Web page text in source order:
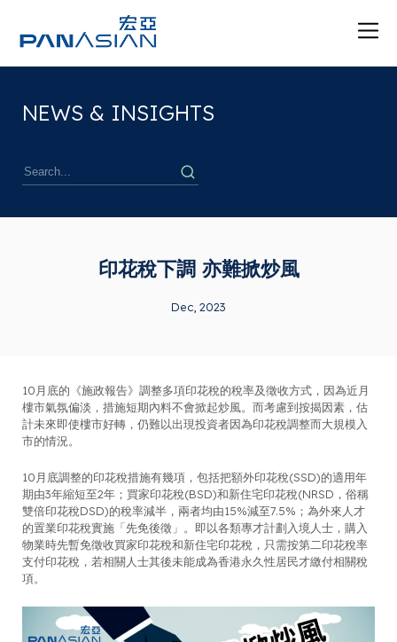
NEWS & INSIGHTS
印花稅下調 亦難掀炒風
Dec, 2023
10月底的《施政報告》調整多項印花稅的稅率及徵收方式，因為近月
樓市氣氛偏淡，措施短期內料不會掀起炒風。而考慮到按揭因素，估
計未來即使樓市好轉，仍難以出現投資者因為印花稅調整而大規模入
市的情況。
10月底調整的印花稅措施有幾項，包括把額外印花稅(SSD)的適用年
期由3年縮短至2年；買家印花稅(BSD)和新住宅印花稅(NRSD，俗稱
雙倍印花稅DSD)的稅率減半，兩者均由15%減至7.5%；為外來人才
的置業印花稅實施「先免後徵」。即以各類專才計劃入境人士，購入
物業時先暫免徵收買家印花稅和新住宅印花稅，只需按第二印花稅率
支付印花稅，若相關人士其後未能成為香港永久性居民才繳付相關稅
項。